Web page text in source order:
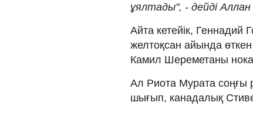
ұялтады", - дейді Аллан
Айта кетейік, Геннадий
желтоқсан айында
Камил Шереметаны
Ал Риота Мурата
шығып, канадалық